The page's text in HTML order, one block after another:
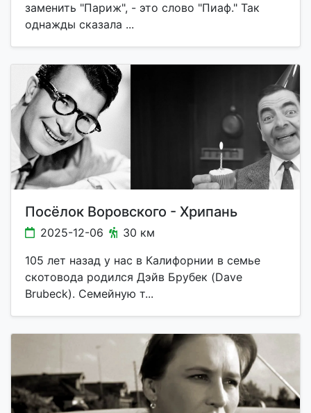
заменить "Париж", - это слово "Пиаф." Так
однажды сказала ...
Посёлок Воровского - Хрипань
2025-12-06
30 км
105 лет назад у нас в Калифорнии в семье
скотовода родился Дэйв Брубек (Dave
Brubeck). Семейную т...